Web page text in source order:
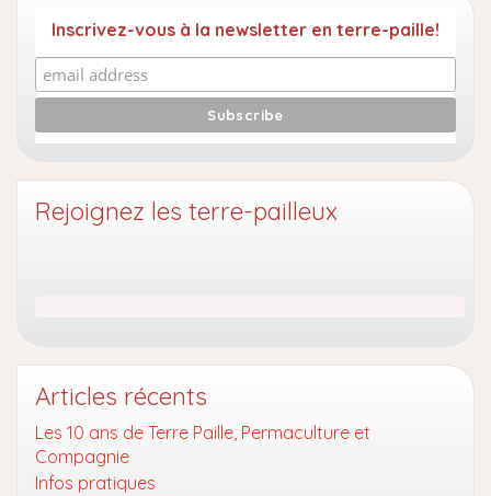
Inscrivez-vous à la newsletter en terre-paille!
Rejoignez les terre-pailleux
Articles récents
Les 10 ans de Terre Paille, Permaculture et
Compagnie
Infos pratiques